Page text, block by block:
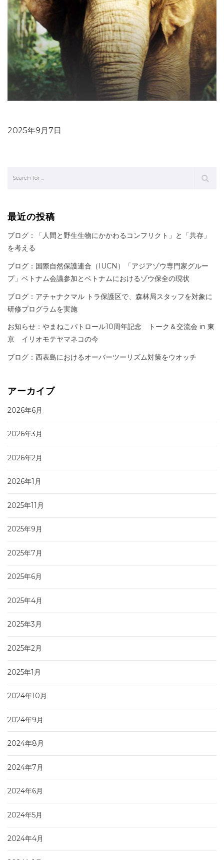
2025年9月7日
最近の投稿
ブログ：「人間と野生生物にかかわるコンフリクト」と「共存」
を考える
ブログ：国際自然保護連合（IUCN）「アジアゾウ専門家グルー
プ」ベトナム会議参加とベトナムにおけるゾウ保全の現状
ブログ：アチャナクマル トラ保護区で、森林局スタッフを対象に
研修プログラムを実施
お知らせ：やまねこパトロール10周年記念 トーク＆交流会 in 東
京 イリオモテヤマネコの今
ブログ：西表島におけるオーバーツーリズム対策をウオッチ
アーカイブ
2026年6月
2026年3月
2026年2月
2026年1月
2025年11月
2025年9月
2025年7月
2025年6月
2025年4月
2025年3月
2025年2月
2025年1月
2024年10月
2024年9月
2024年8月
2024年7月
2024年6月
2024年5月
2024年4月